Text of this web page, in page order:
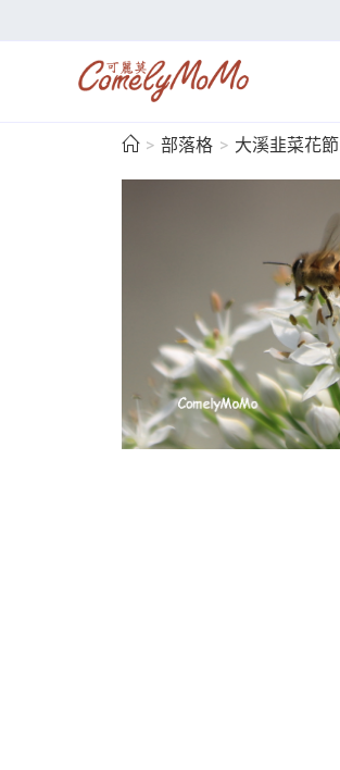
> 部落格 > 大溪韭菜花節